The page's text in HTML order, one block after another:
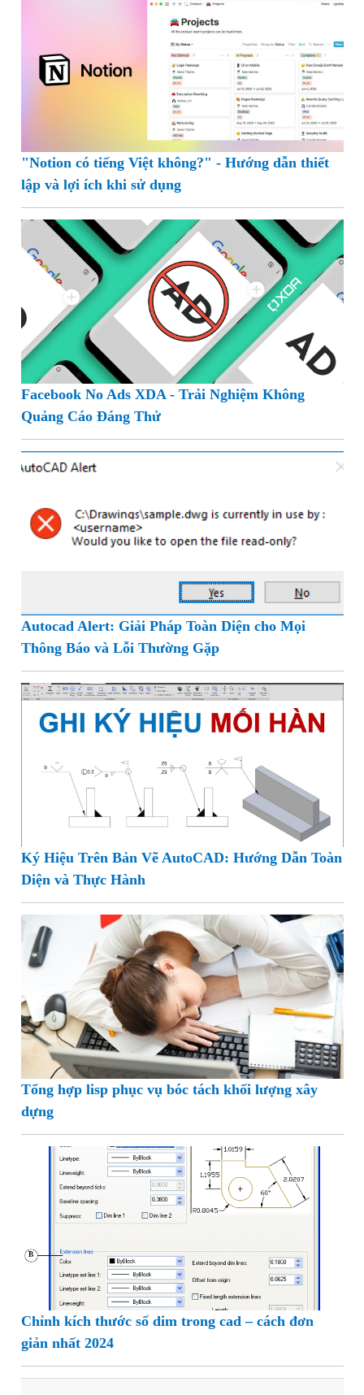
"Notion có tiếng Việt không?" - Hướng dẫn thiết
lập và lợi ích khi sử dụng
Facebook No Ads XDA - Trải Nghiệm Không
Quảng Cáo Đáng Thử
Autocad Alert: Giải Pháp Toàn Diện cho Mọi
Thông Báo và Lỗi Thường Gặp
Ký Hiệu Trên Bản Vẽ AutoCAD: Hướng Dẫn Toàn
Diện và Thực Hành
Tổng hợp lisp phục vụ bóc tách khối lượng xây
dựng
Chỉnh kích thước số dim trong cad – cách đơn
giản nhất 2024